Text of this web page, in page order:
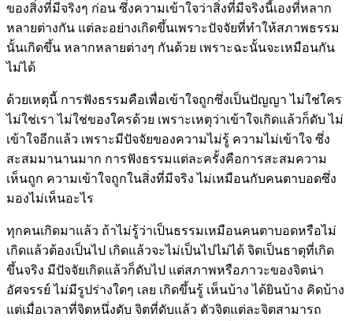
ของสิ่งที่มีจริงๆ ก่อน ซึ่งความเข้าใจว่าสิ่งที่มีจริงนี้เองที่หลาก
หลายต่างกัน แต่ละอย่างเกิดขึ้นเพราะปัจจัยที่ทำให้สภาพธรรม
นั้นเกิดขึ้น หลากหลายต่างๆ กันด้วย เพราะฉะนั้นจะเหมือนกัน
ไม่ได้
ด้วยเหตุนี้ การฟังธรรมคือเพื่อเข้าใจถูกซึ่งเป็นปัญญา ไม่ใช่ใคร
ไม่ใช่เรา ไม่ใช่ของใครด้วย เพราะเหตุว่าเข้าใจเกิดแล้วก็ดับ ไม่
เข้าใจอีกแล้ว เพราะมีปัจจัยของความไม่รู้ ความไม่เข้าใจ ซึ่ง
สะสมมานานมาก การฟังธรรมแต่ละครั้งคือการสะสมความ
เห็นถูก ความเข้าใจถูกในสิ่งที่มีจริง ไม่เหมือนกับคนตาบอดซึ่ง
มองไม่เห็นอะไร
ทุกคนเกิดมาแล้ว ถ้าไม่รู้ว่าเป็นธรรมเหมือนคนตาบอดหรือไม่
เกิดแล้วต้องเป็นไป เกิดแล้วจะไม่เป็นไปไม่ได้ จิตเป็นธาตุที่เกิด
ขึ้นจริง มีปัจจัยเกิดแล้วก็ดับไป แต่สภาพหรือภาวะของจิตน่า
อัศจรรย์ ไม่มีรูปร่างใดๆ เลย เกิดขึ้นรู้ เห็นบ้าง ได้ยินบ้าง คิดบ้าง
แต่เมื่อเวลาที่จิตหนึ่งดับ จิตที่ดับแล้ว ตัวจิตแต่ละจิตสามารถ